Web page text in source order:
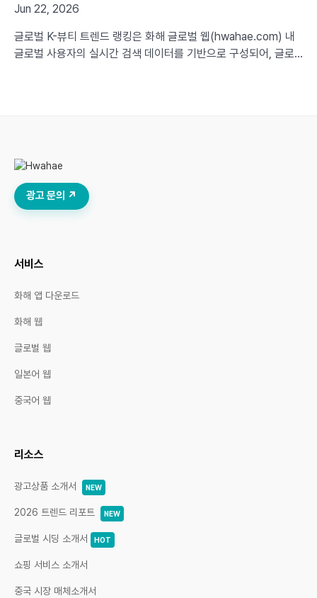
Jun 22, 2026
글로벌 K-뷰티 트렌드 랭킹은 화해 글로벌 웹(hwahae.com) 내
글로벌 사용자의 실시간 검색 데이터를 기반으로 구성되어, 글로
광고 문의 ↗
서비스
화해 앱 다운로드
화해 웹
글로벌 웹
일본어 웹
중국어 웹
리소스
광고상품 소개서 NEW
2026 트렌드 리포트 NEW
글로벌 시딩 소개서 HOT
쇼핑 서비스 소개서
중국 시장 매체소개서